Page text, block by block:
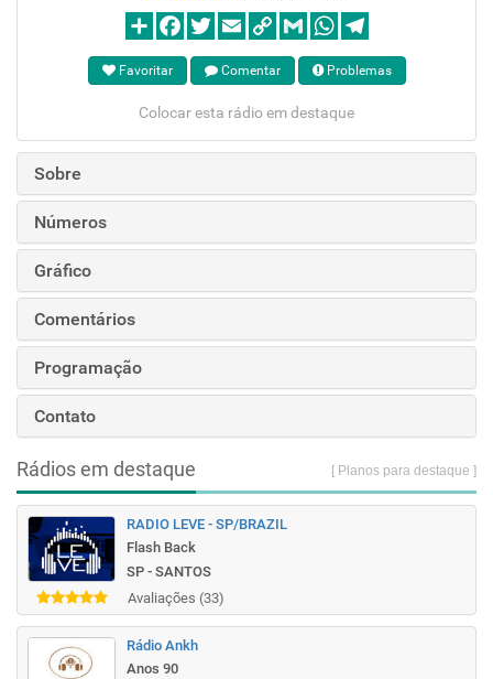
Favoritar Comentar Problemas
Colocar esta rádio em destaque
Sobre
Números
Gráfico
Comentários
Programação
Contato
Rádios em destaque [ Planos para destaque ]
RADIO LEVE - SP/BRAZIL
Flash Back
SP - SANTOS
Avaliações (33)
Rádio Ankh
Anos 90